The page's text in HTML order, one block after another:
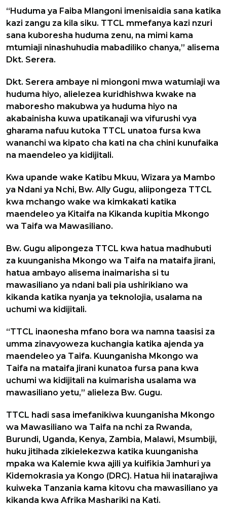
“Huduma ya Faiba Mlangoni imenisaidia sana katika
kazi zangu za kila siku. TTCL mmefanya kazi nzuri
sana kuboresha huduma zenu, na mimi kama
mtumiaji ninashuhudia mabadiliko chanya,” alisema
Dkt. Serera.
Dkt. Serera ambaye ni miongoni mwa watumiaji wa
huduma hiyo, alielezea kuridhishwa kwake na
maboresho makubwa ya huduma hiyo na
akabainisha kuwa upatikanaji wa vifurushi vya
gharama nafuu kutoka TTCL unatoa fursa kwa
wananchi wa kipato cha kati na cha chini kunufaika
na maendeleo ya kidijitali.
Kwa upande wake Katibu Mkuu, Wizara ya Mambo
ya Ndani ya Nchi, Bw. Ally Gugu, aliipongeza TTCL
kwa mchango wake wa kimkakati katika
maendeleo ya Kitaifa na Kikanda kupitia Mkongo
wa Taifa wa Mawasiliano.
Bw. Gugu alipongeza TTCL kwa hatua madhubuti
za kuunganisha Mkongo wa Taifa na mataifa jirani,
hatua ambayo alisema inaimarisha si tu
mawasiliano ya ndani bali pia ushirikiano wa
kikanda katika nyanja ya teknolojia, usalama na
uchumi wa kidijitali.
“TTCL inaonesha mfano bora wa namna taasisi za
umma zinavyoweza kuchangia katika ajenda ya
maendeleo ya Taifa. Kuunganisha Mkongo wa
Taifa na mataifa jirani kunatoa fursa pana kwa
uchumi wa kidijitali na kuimarisha usalama wa
mawasiliano yetu,” alieleza Bw. Gugu.
TTCL hadi sasa imefanikiwa kuunganisha Mkongo
wa Mawasiliano wa Taifa na nchi za Rwanda,
Burundi, Uganda, Kenya, Zambia, Malawi, Msumbiji,
huku jitihada zikielekezwa katika kuunganisha
mpaka wa Kalemie kwa ajili ya kuifikia Jamhuri ya
Kidemokrasia ya Kongo (DRC). Hatua hii inatarajiwa
kuiweka Tanzania kama kitovu cha mawasiliano ya
kikanda kwa Afrika Mashariki na Kati.